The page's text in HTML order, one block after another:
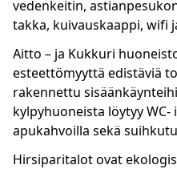
vedenkeitin,
takka, kuivauskaappi, wifi
Aitto – ja Kukkuri
esteettömyyttä edistäviä
rakennettu
kylpyhuoneista löytyy
apukahvoilla sekä
Hirsiparitalot ovat